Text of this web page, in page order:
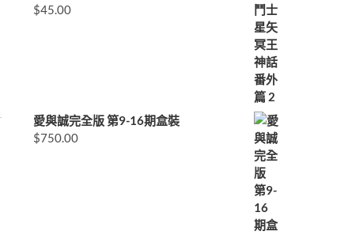
$45.00
愛與誠完全版 第9-16期盒裝
$750.00